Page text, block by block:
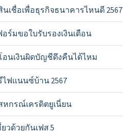
นเชื่อเพื่อธุรกิจธนาคารไหนดี 2567
ร์มขอใบรับรองเงินเดือน
อนเงินผิดบัญชีดึงคืนได้ไหม
ไฟแนนซ์บ้าน 2567
หกรณ์เครดิตยูเนี่ยน
ยวด้วยกันเฟส 5